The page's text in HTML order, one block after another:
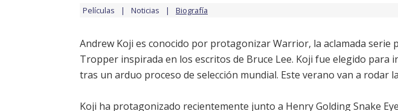
Películas Noticias Biografía
Andrew Koji es conocido por protagonizar Warrior, la aclamada serie
Tropper inspirada en los escritos de Bruce Lee. Koji fue elegido para
tras un arduo proceso de selección mundial. Este verano van a rodar
Koji ha protagonizado recientemente junto a Henry Golding Snake